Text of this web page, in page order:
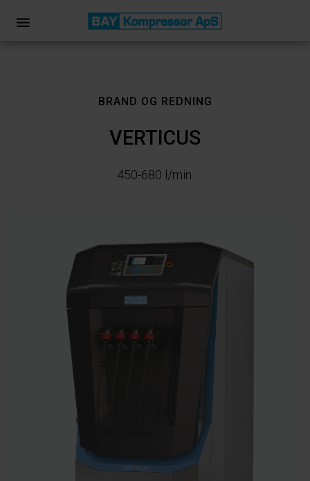
BRAND OG REDNING
VERTICUS
450-680 l/min.